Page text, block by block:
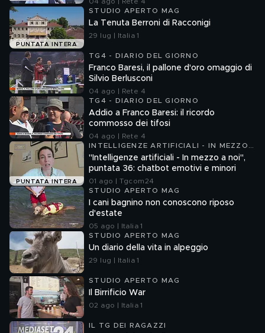
PUNTATA INTERA
STUDIO APERTO MAG
La Tenuta Berroni di Racconigi
29 lug | Italia 1
TG4 - DIARIO DEL GIORNO
Franco Baresi, il pallone d'oro omaggio di
Silvio Berlusconi
04 ago | Rete 4
TG4 - DIARIO DEL GIORNO
Addio a Franco Baresi: il ricordo
commosso dei tifosi
04 ago | Rete 4
PUNTATA INTERA
INTELLIGENZE ARTIFICIALI - IN MEZZO
A NOI
"Intelligenze artificiali - In mezzo a noi",
puntata 36: chatbot emotivi e minori
01 ago | Tgcom24
STUDIO APERTO MAG
I cani bagnino non conoscono riposo
d'estate
05 ago | Italia 1
STUDIO APERTO MAG
Un diario della vita in alpeggio
29 lug | Italia 1
STUDIO APERTO MAG
Il Birrificio War
02 ago | Italia 1
IL TG DEI RAGAZZI